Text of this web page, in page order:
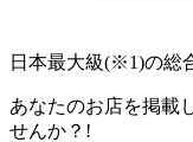
日本最大級(※1)の総
あなたのお店を掲載
せんか？!